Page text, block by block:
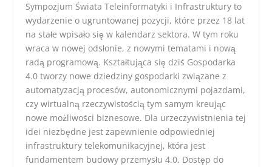
Sympozjum Świata Teleinformatyki i Infrastruktury to
wydarzenie o ugruntowanej pozycji, które przez 18 lat
na stałe wpisało się w kalendarz sektora. W tym roku
wraca w nowej odsłonie, z nowymi tematami i nową
radą programową. Kształtująca się dziś Gospodarka
4.0 tworzy nowe dziedziny gospodarki związane z
automatyzacją procesów, autonomicznymi pojazdami,
czy wirtualną rzeczywistością tym samym kreując
nowe możliwości biznesowe. Dla urzeczywistnienia tej
idei niezbędne jest zapewnienie odpowiedniej
infrastruktury telekomunikacyjnej, która jest
fundamentem budowy przemysłu 4.0. Dostęp do